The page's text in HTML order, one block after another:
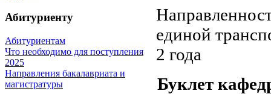
Абитуриенту
Абитуриентам
Что необходимо для поступления
2025
Направления бакалавриата и
магистратуры
единой
2 года
Буклет